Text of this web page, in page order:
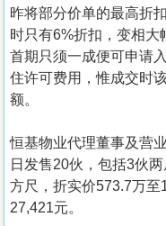
昨将部分价单的最高折
时只有6%折扣，变相大
首期只须一成便可申请
住许可费用，惟成交时
额。
恒基物业代理董事及营
日发售20伙，包括3伙
方尺，折实价573.7万
27,421元。